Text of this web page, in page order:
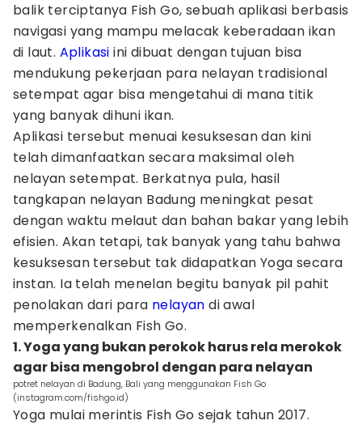
balik terciptanya Fish Go, sebuah aplikasi berbasis
navigasi yang mampu melacak keberadaan ikan
di laut. Aplikasi ini dibuat dengan tujuan bisa
mendukung pekerjaan para nelayan tradisional
setempat agar bisa mengetahui di mana titik
yang banyak dihuni ikan.
Aplikasi tersebut menuai kesuksesan dan kini
telah dimanfaatkan secara maksimal oleh
nelayan setempat. Berkatnya pula, hasil
tangkapan nelayan Badung meningkat pesat
dengan waktu melaut dan bahan bakar yang lebih
efisien. Akan tetapi, tak banyak yang tahu bahwa
kesuksesan tersebut tak didapatkan Yoga secara
instan. Ia telah menelan begitu banyak pil pahit
penolakan dari para nelayan di awal
memperkenalkan Fish Go.
1. Yoga yang bukan perokok harus rela merokok
agar bisa mengobrol dengan para nelayan
potret nelayan di Badung, Bali yang menggunakan Fish Go
(instagram.com/fishgo.id)
Yoga mulai merintis Fish Go sejak tahun 2017.